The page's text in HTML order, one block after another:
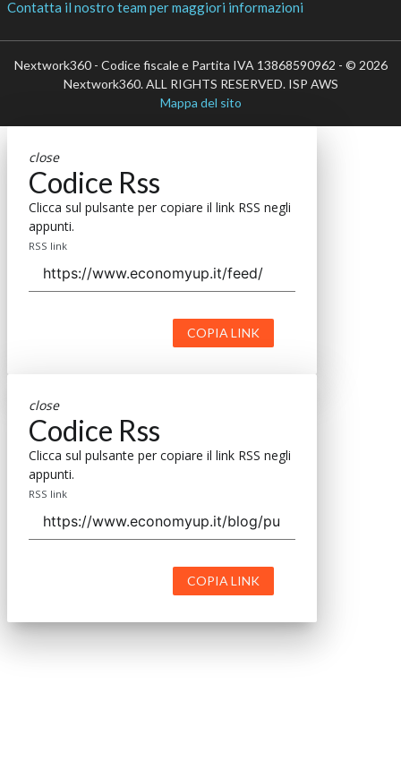
Contatta il nostro team per maggiori informazioni
Nextwork360 - Codice fiscale e Partita IVA 13868590962 - © 2026
Nextwork360. ALL RIGHTS RESERVED. ISP AWS
Mappa del sito
close
Codice Rss
Clicca sul pulsante per copiare il link RSS negli
appunti.
RSS link
COPIA LINK
close
Codice Rss
Clicca sul pulsante per copiare il link RSS negli
appunti.
RSS link
COPIA LINK